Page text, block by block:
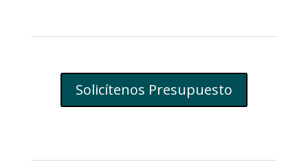
Solicítenos Presupuesto